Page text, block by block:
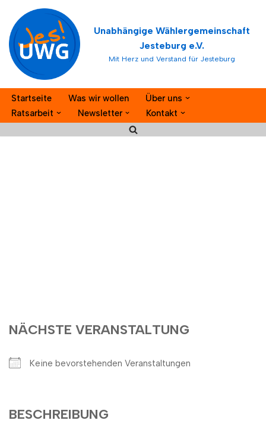
Zum
Inhalt
springen
Unabhängige Wählergemeinschaft
Jesteburg e.V.
Mit Herz und Verstand für Jesteburg
Startseite Was wir wollen
Über uns
Ratsarbeit
Newsletter Kontakt
NÄCHSTE VERANSTALTUNG
Keine bevorstehenden Veranstaltungen
BESCHREIBUNG